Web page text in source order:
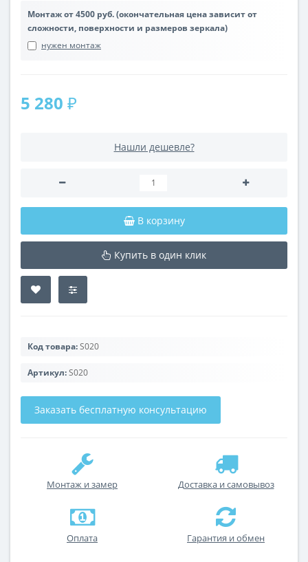
Монтаж от 4500 руб. (окончательная цена зависит от
сложности, поверхности и размеров зеркала)
нужен монтаж
5 280 ₽
Нашли дешевле?
В корзину
Купить в один клик
Код товара:S020
Артикул:S020
Заказать бесплатную консультацию
Монтаж и замер Доставка и самовывоз
Оплата Гарантия и обмен